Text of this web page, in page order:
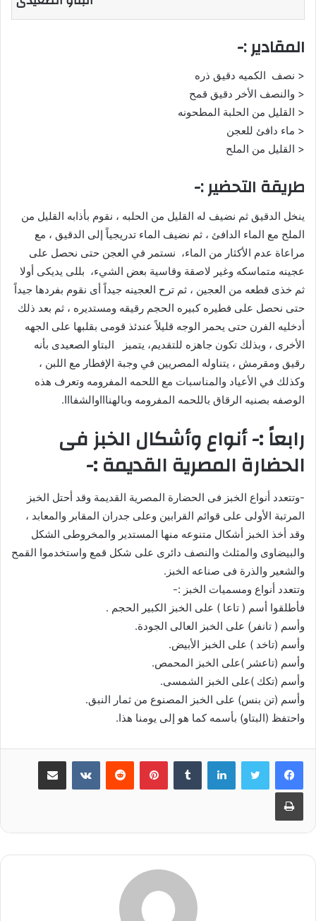
المقادير :-
< نصف الكميه دقيق ذره
< والنصف الأخر دقيق قمح
< القليل من الحلبة المطحونه
< ماء دافئ للعجن
< القليل من الملح
طريقة التحضير :-
ينخل الدقيق ثم نضيف له القليل من الحلبه ، نقوم بأذابه القليل من
الملح مع الماء الدافئ ، ثم نضيف الماء تدريجياً إلى الدقيق ، مع
مراعاة عدم الأكثار من الماء، نستمر في العجن حتى نحصل على
عجينه متماسكه وغير لاصقة وقاسية بعض الشيء، بللى يديكى أولا
ثم خذى قطعه من العجين ، ثم ترح العجينه جيداً أى نقوم بفردها جيداً
حتى نحصل على فطيره كبيره الحجم رقيقه ومستديره ، ثم بعد ذلك
أدخليه الفرن حتى يحمر الوجه قليلاً عندئذ قومى بقلبها على الجهه
الأخرى ، وبذلك تكون جاهزه للتقديم، يتميز البتاو الصعيدى بأنه
رقيق ومقرمش ، يتناوله المصريين في وجبة الإفطار مع اللبن ،
وكذلك في الأعياد والمناسبات مع اللحمه المفرومه وتعرف هذه
الوصفه بصنيه الرقاق باللحمه المفرومه وبالهناااوالشفااا.
رابعاً :- أنواع وأشكال الخبز فى
الحضارة المصرية القديمة :-
-وتتعدد أنواع الخبز فى الحضارة المصرية القديمة وقد أحتل الخبز
المرتبة الأولى على قوائم القرابين وعلى جدران المقابر والمعابد ،
وقد أخذ الخبز أشكال متنوعه منها المستدير والمخروطى الشكل
والبيضاوى والمثلث والنصف دائرى على شكل قمع واستخدموا القمح
والشعير والذرة فى صناعه الخبز.
وتتعدد أنواع ومسميات الخبز :-
فأطلقوا أسم ( تاعا ) على الخبز الكبير الحجم .
وأسم ( تانفر) على الخبز العالى الجودة.
وأسم (تاخد ) على الخبز الأبيض.
وأسم (تاعشر )على الخبز المحمص.
وأسم (تكك )على الخبز الشمسى.
وأسم (تن بنس) على الخبز المصنوع من ثمار النبق.
واحتفظ (البتاو) بأسمه كما هو إلى يومنا هذا.
لينكدإن ‏Tumblr بينتيريست ‏Reddit
‏VKontakte مشاركة عبر البريد
طباعة